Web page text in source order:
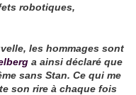
robotiques,
les hommages sont
a ainsi déclaré que
sans Stan. Ce qui me
son rire à chaque fois